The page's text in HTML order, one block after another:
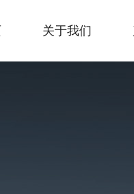
关于我们